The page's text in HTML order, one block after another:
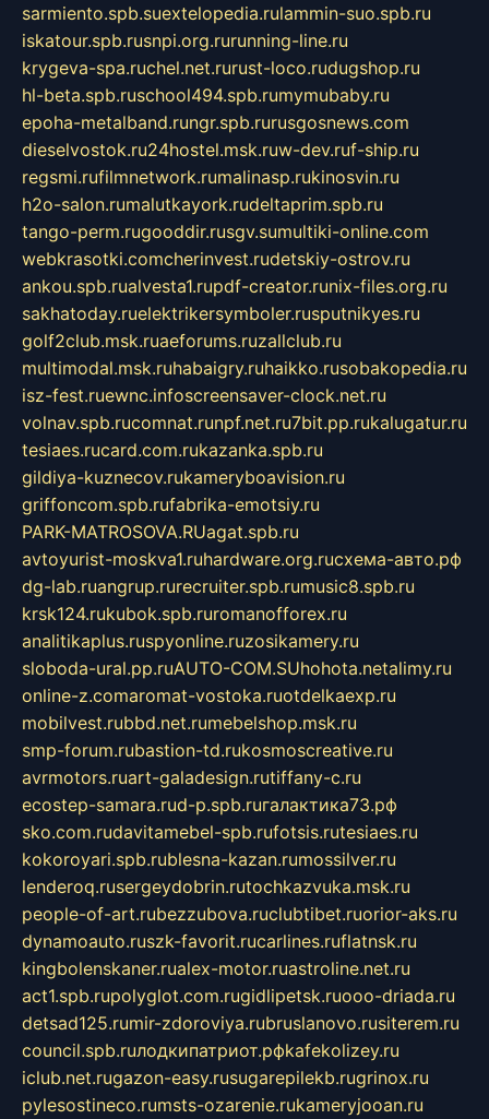
sarmiento.spb.suextelopedia.rulammin-suo.spb.ru
iskatour.spb.rusnpi.org.rurunning-line.ru
krygeva-spa.ruchel.net.rurust-loco.rudugshop.ru
hl-beta.spb.ruschool494.spb.rumymubaby.ru
epoha-metalband.rungr.spb.rurusgosnews.com
dieselvostok.ru24hostel.msk.ruw-dev.ruf-ship.ru
regsmi.rufilmnetwork.rumalinasp.rukinosvin.ru
h2o-salon.rumalutkayork.rudeltaprim.spb.ru
tango-perm.rugooddir.rusgv.sumultiki-online.com
webkrasotki.comcherinvest.rudetskiy-ostrov.ru
ankou.spb.rualvesta1.rupdf-creator.runix-files.org.ru
sakhatoday.ruelektrikersymboler.rusputnikyes.ru
golf2club.msk.ruaeforums.ruzallclub.ru
multimodal.msk.ruhabaigry.ruhaikko.rusobakopedia.ru
isz-fest.ruewnc.infoscreensaver-clock.net.ru
volnav.spb.rucomnat.runpf.net.ru7bit.pp.rukalugatur.ru
tesiaes.rucard.com.rukazanka.spb.ru
gildiya-kuznecov.rukameryboavision.ru
griffoncom.spb.rufabrika-emotsiy.ru
PARK-MATROSOVA.RUagat.spb.ru
avtoyurist-moskva1.ruhardware.org.ruсхема-авто.рф
dg-lab.ruangrup.rurecruiter.spb.rumusic8.spb.ru
krsk124.rukubok.spb.ruromanofforex.ru
analitikaplus.ruspyonline.ruzosikamery.ru
sloboda-ural.pp.ruAUTO-COM.SUhohota.netalimy.ru
online-z.comaromat-vostoka.ruotdelkaexp.ru
mobilvest.rubbd.net.rumebelshop.msk.ru
smp-forum.rubastion-td.rukosmoscreative.ru
avrmotors.ruart-galadesign.rutiffany-c.ru
ecostep-samara.rud-p.spb.ruгалактика73.рф
sko.com.rudavitamebel-spb.rufotsis.rutesiaes.ru
kokoroyari.spb.rublesna-kazan.rumossilver.ru
lenderoq.rusergeydobrin.rutochkazvuka.msk.ru
people-of-art.rubezzubova.ruclubtibet.ruorior-aks.ru
dynamoauto.ruszk-favorit.rucarlines.ruflatnsk.ru
kingbolenskaner.rualex-motor.ruastroline.net.ru
act1.spb.rupolyglot.com.rugidlipetsk.ruooo-driada.ru
detsad125.rumir-zdoroviya.rubruslanovo.rusiterem.ru
council.spb.ruлодкипатриот.рфkafekolizey.ru
iclub.net.rugazon-easy.rusugarepilekb.rugrinox.ru
pylesostineco.rumsts-ozarenie.rukameryjooan.ru